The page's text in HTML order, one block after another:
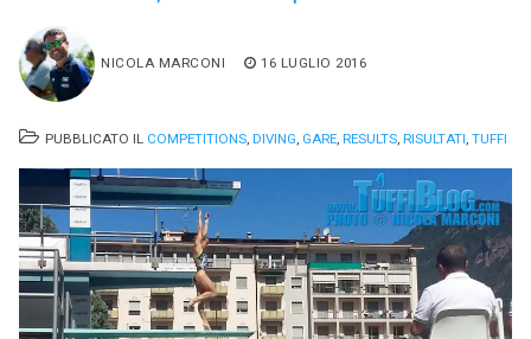
NICOLA MARCONI 16 LUGLIO 2016
PUBBLICATO IL COMPETITIONS, DIVING, GARE, RESULTS, RISULTATI, TUFFI